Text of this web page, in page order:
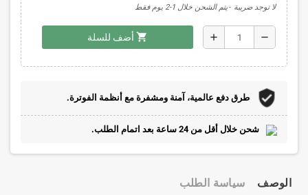
لا توجد ضريبة يتم الشحن خلال 1-2 يوم فقط
remove
add
shopping_cart أضف للسلة
طرق دفع عالمية، آمنة ومشفرة مع أنظمة الفوترة.
شحن خلال أقل من 24 ساعة بعد اتمام الطلب.
الوصف سياسة الطلب